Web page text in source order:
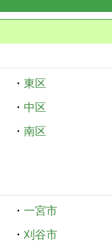
・ 東区
・ 中区
・ 南区
・ 一宮市
・ 刈谷市